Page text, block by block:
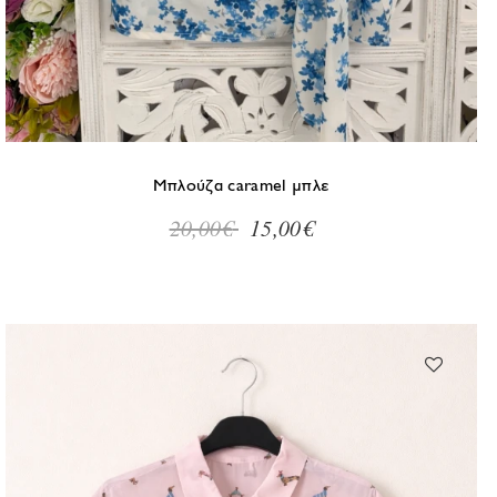
Μέγεθος
M L
Μπλούζα caramel μπλε
20,00€ 15,00€